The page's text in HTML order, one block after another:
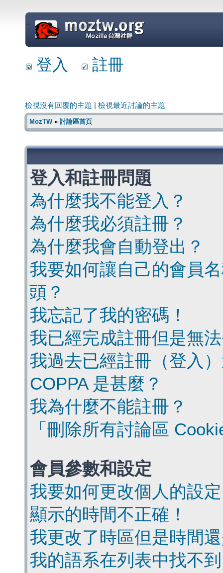
=
登入 註冊
檢視沒有回覆的主題 檢視最近討論的主題
MozTW» 討論區首頁
登入和註冊問題
為什麼我不能登入？
為什麼我必須註冊？
為什麼我會自動登出？
我要如何讓自己的會員
頭？
我忘記了我的密碼！
我已經完成註冊但是無
我過去已經註冊（登入
COPPA 是甚麼？
我為什麼不能註冊？
「刪除所有討論區
會員參數和設定
我要如何更改個人的設
顯示的時間不正確！
我更改了時區但是時間
我的語系在列表中找不